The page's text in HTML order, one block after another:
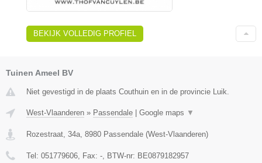
BEKIJK VOLLEDIG PROFIEL
Tuinen Ameel BV
Niet gevestigd in de plaats Couthuin en in de provincie Luik.
West-Vlaanderen » Passendale Google maps ▼
Rozestraat, 34a, 8980 Passendale (West-Vlaanderen)
Tel: 051779606, Fax: -, BTW-nr: BE0879182957